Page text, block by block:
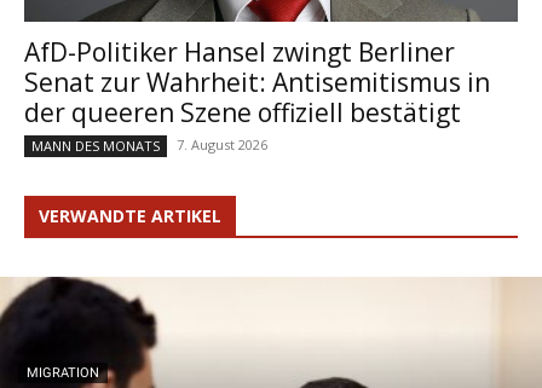
AfD-Politiker Hansel zwingt Berliner
Senat zur Wahrheit: Antisemitismus in
der queeren Szene offiziell bestätigt
MANN DES MONATS 7. August 2026
VERWANDTE ARTIKEL
MIGRATION